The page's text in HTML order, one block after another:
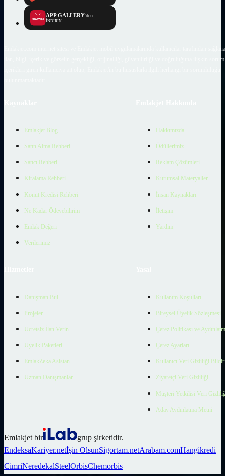
APP GALLERY'den
İNDİRİN
Emlakjet.com internet sitesi ve Emlakjet mobil uygulamalarında kullanıcılar tarafından
ilan, bilgi, içerik ve görselin gerçekliği, orijinalliği, güvenilirliği ve doğruluğuna ilişkin
Emlakjet Blog
Satın Alma Rehberi
Satıcı Rehberi
Kiralama Rehberi
Konut Kredisi Rehberi
Ne Kadar Ödeyebilirim
Emlak Değeri
Verilerimiz
Hakkımızda
Ödüllerimiz
Reklam Çözümleri
Kurumsal Materyaller
İnsan Kaynakları
İletişim
Yardım
Danışman Bul
Projeler
Ücretsiz İlan Verin
Üyelik Paketleri
EmlakZeka Asistan
Uzman Danışmanlar
Kullanım Koşulları
Bireysel Üyelik Sözleşmesi
Çerez Politikası ve
Çerez Ayarları
Kullanıcı Veri Gizliliği
Ziyaretçi Veri Gizliliği
Müşteri Yetkilisi Veri
Aday Aydınlatma Metni
Emlakjet bir
grup şirketidir.
EndeksaKariyer.netİşin OlsunSigortam.netArabam.comHangikredi
CimriNeredekalSteelOrbisChemorbis